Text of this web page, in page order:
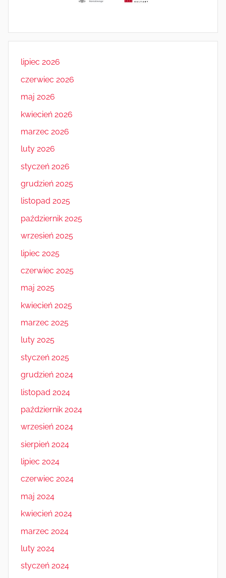
lipiec 2026
czerwiec 2026
maj 2026
kwiecień 2026
marzec 2026
luty 2026
styczeń 2026
grudzień 2025
listopad 2025
październik 2025
wrzesień 2025
lipiec 2025
czerwiec 2025
maj 2025
kwiecień 2025
marzec 2025
luty 2025
styczeń 2025
grudzień 2024
listopad 2024
październik 2024
wrzesień 2024
sierpień 2024
lipiec 2024
czerwiec 2024
maj 2024
kwiecień 2024
marzec 2024
luty 2024
styczeń 2024